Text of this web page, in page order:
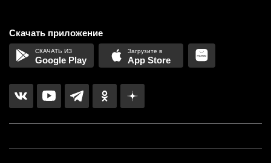
Скачать приложение
Google Play App Store